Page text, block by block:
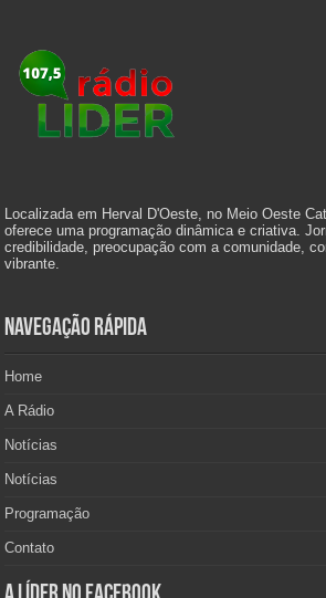
Localizada em Herval D'Oeste, no Meio Oeste
oferece uma programação dinâmica e criativa.
credibilidade, preocupação com a comunidade,
vibrante.
Navegação Rápida
Home
A Rádio
Notícias
Notícias
Programação
Contato